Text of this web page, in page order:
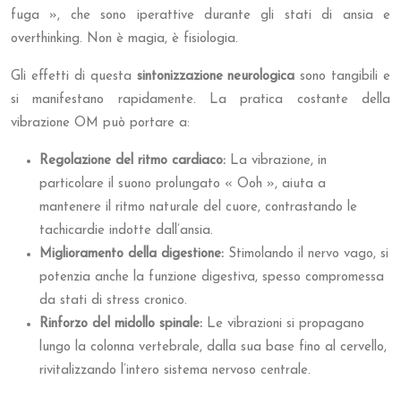
fuga », che sono iperattive durante gli stati di ansia e
overthinking. Non è magia, è fisiologia.
Gli effetti di questa sintonizzazione neurologica sono tangibili e
si manifestano rapidamente. La pratica costante della
vibrazione OM può portare a:
Regolazione del ritmo cardiaco: La vibrazione, in
particolare il suono prolungato « Ooh », aiuta a
mantenere il ritmo naturale del cuore, contrastando le
tachicardie indotte dall’ansia.
Miglioramento della digestione: Stimolando il nervo vago, si
potenzia anche la funzione digestiva, spesso compromessa
da stati di stress cronico.
Rinforzo del midollo spinale: Le vibrazioni si propagano
lungo la colonna vertebrale, dalla sua base fino al cervello,
rivitalizzando l’intero sistema nervoso centrale.